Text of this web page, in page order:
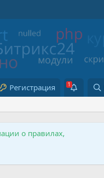
Регистрация
о правилах,